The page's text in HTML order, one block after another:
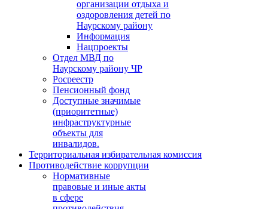
организации отдыха и
оздоровления детей по
Наурскому району
Информация
Нацпроекты
Отдел МВД по
Наурскому району ЧР
Росреестр
Пенсионный фонд
Доступные значимые
(приоритетные)
инфраструктурные
объекты для
инвалидов.
Территориальная избирательная комиссия
Противодействие коррупции
Нормативные
правовые и иные акты
в сфере